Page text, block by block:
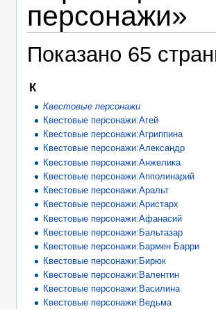
персонажи»
Показано 65
К
Квестовые персонажи
Квестовые персонажи:Агей
Квестовые персонажи:Агриппина
Квестовые персонажи:Александр
Квестовые персонажи:Анжелика
Квестовые персонажи:Апполинарий
Квестовые персонажи:Аральт
Квестовые персонажи:Аристарх
Квестовые персонажи:Афанасий
Квестовые персонажи:Бальтазар
Квестовые персонажи:Бармен Барри
Квестовые персонажи:Бирюк
Квестовые персонажи:Валентин
Квестовые персонажи:Василина
Квестовые персонажи:Ведьма